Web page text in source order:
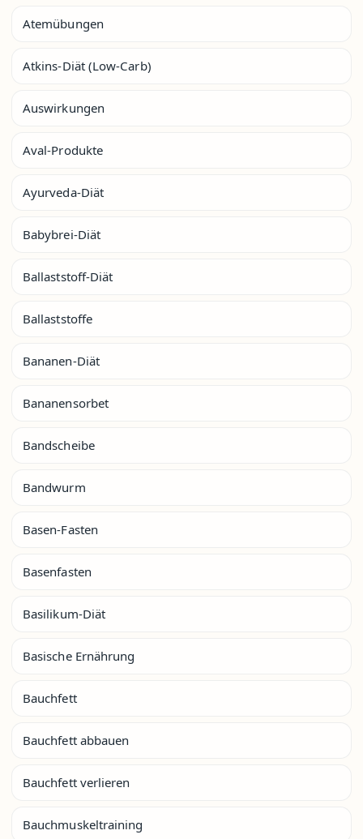
Atemübungen
Atkins-Diät (Low-Carb)
Auswirkungen
Aval-Produkte
Ayurveda-Diät
Babybrei-Diät
Ballaststoff-Diät
Ballaststoffe
Bananen-Diät
Bananensorbet
Bandscheibe
Bandwurm
Basen-Fasten
Basenfasten
Basilikum-Diät
Basische Ernährung
Bauchfett
Bauchfett abbauen
Bauchfett verlieren
Bauchmuskeltraining